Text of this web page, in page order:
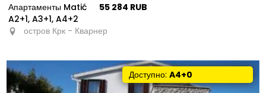
Апартаменты Matić
A2+1, A3+1, A4+2
55 284 RUB
остров Крк - Кварнер
Доступно:A4+0